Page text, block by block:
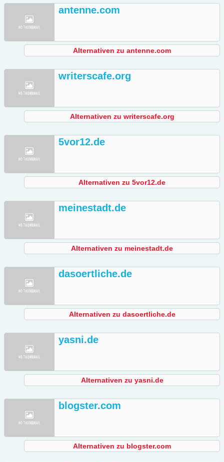
antenne.com
Alternativen zu antenne.com
writerscafe.org
Alternativen zu writerscafe.org
5vor12.de
Alternativen zu 5vor12.de
meinestadt.de
Alternativen zu meinestadt.de
dasoertliche.de
Alternativen zu dasoertliche.de
yasni.de
Alternativen zu yasni.de
blogster.com
Alternativen zu blogster.com